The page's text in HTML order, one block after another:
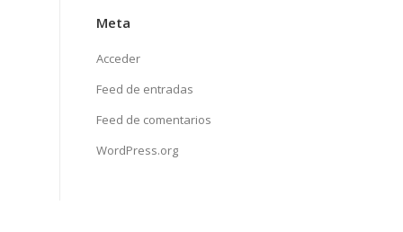
Meta
Acceder
Feed de entradas
Feed de comentarios
WordPress.org